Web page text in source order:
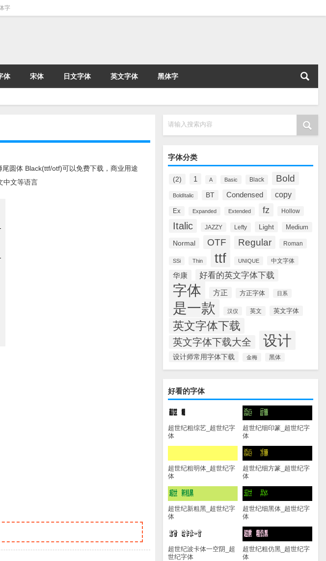
字
体 宋体 日文字体 英文字体 黑体字
请输入搜索内容
字体分类
(2) 1 A Basic Black Bold
BoldItalic BT Condensed copy
Ex Expanded Extended fz Hollow
Italic JAZZY Lefty Light Medium
Normal OTF Regular Roman
SSi Thin ttf UNIQUE 中文字体
华康 好看的英文字体下载
字体 方正 方正字体 日系
是一款 汉仪 英文 英文字体
英文字体下载
英文字体下载大全 设计
设计师常用字体下载 金梅 黑体
好看的字体
超世纪粗综艺_超世纪字
体
超世纪细印篆_超世纪字
体
超世纪粗明体_超世纪字
体
超世纪细方篆_超世纪字
体
超世纪新粗黑_超世纪字
体
超世纪细黑体_超世纪字
体
超世纪波卡体一空阴_超
世纪字体
超世纪粗仿黑_超世纪字
体
圆体 Black(ttf/otf)可以免费下载，商业用途
中文等语言